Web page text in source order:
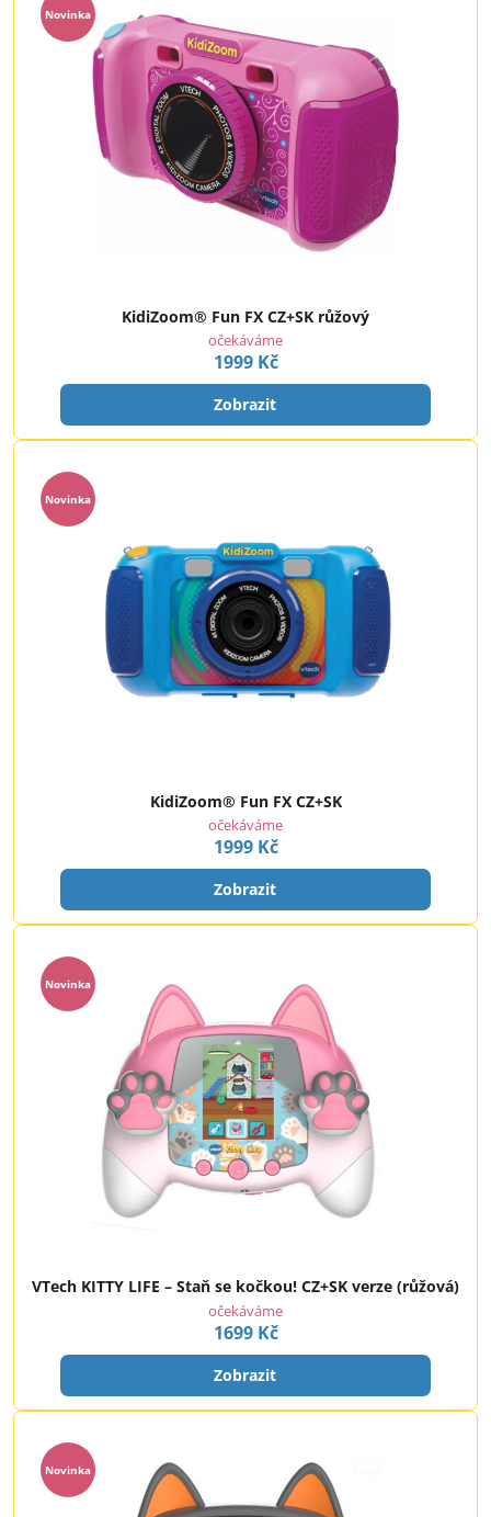
Novinka
KidiZoom® Fun FX CZ+SK růžový
očekáváme
1999 Kč
Zobrazit
Novinka
KidiZoom® Fun FX CZ+SK
očekáváme
1999 Kč
Zobrazit
Novinka
VTech KITTY LIFE – Staň se kočkou! CZ+SK verze (růžová)
očekáváme
1699 Kč
Zobrazit
Novinka